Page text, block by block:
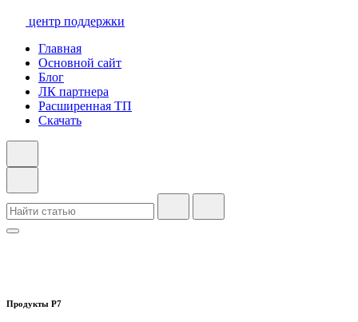
центр поддержки
Главная
Основной сайт
Блог
ЛК партнера
Расширенная ТП
Скачать
Продукты Р7